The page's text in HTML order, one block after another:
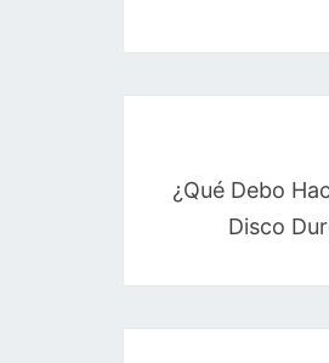
entradas
¿Qué Debo
Disco